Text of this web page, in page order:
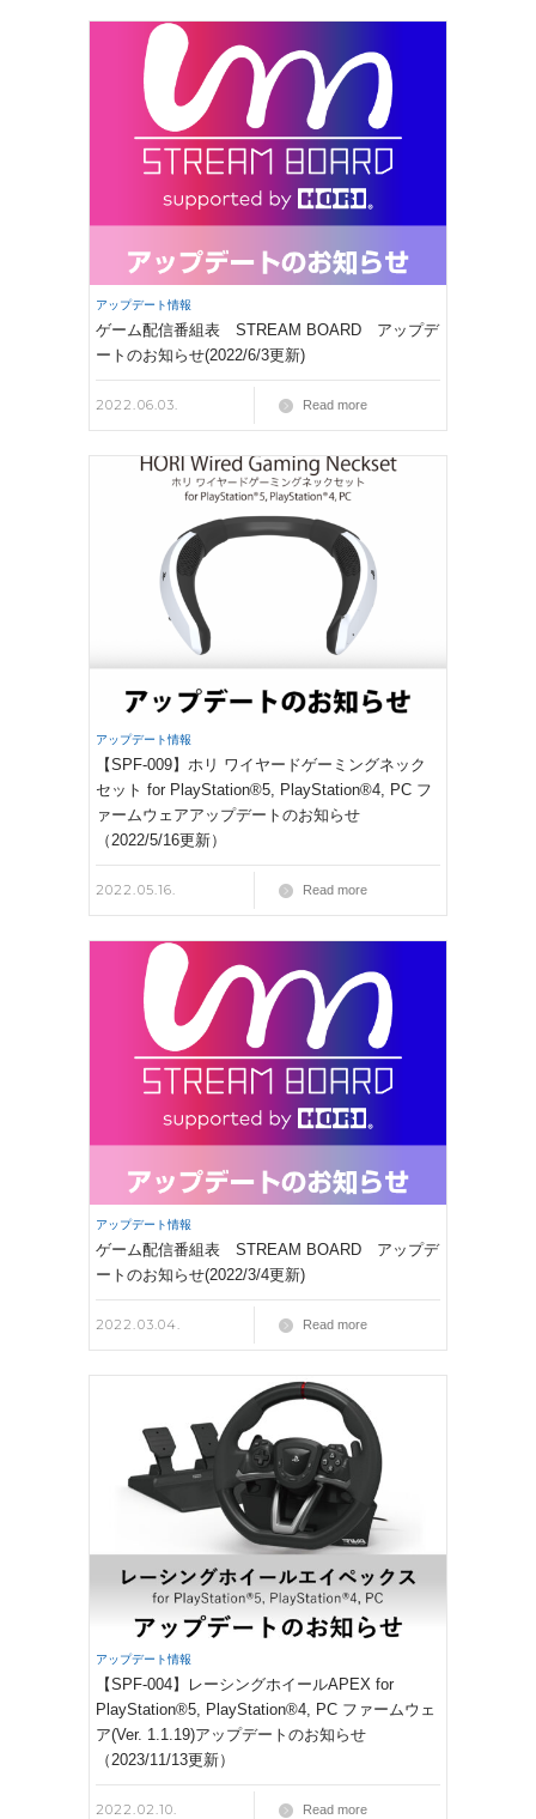
アップデート情報
ゲーム配信番組表 STREAM BOARD アップデ
ートのお知らせ(2022/6/3更新)
2022.06.03. Read more
アップデート情報
【SPF-009】ホリ ワイヤードゲーミングネック
セット for PlayStation®5, PlayStation®4, PC フ
ァームウェアアップデートのお知らせ
（2022/5/16更新）
2022.05.16. Read more
アップデート情報
ゲーム配信番組表 STREAM BOARD アップデ
ートのお知らせ(2022/3/4更新)
2022.03.04. Read more
アップデート情報
【SPF-004】レーシングホイールAPEX for
PlayStation®5, PlayStation®4, PC ファームウェ
ア(Ver. 1.1.19)アップデートのお知らせ
（2023/11/13更新）
2022.02.10. Read more